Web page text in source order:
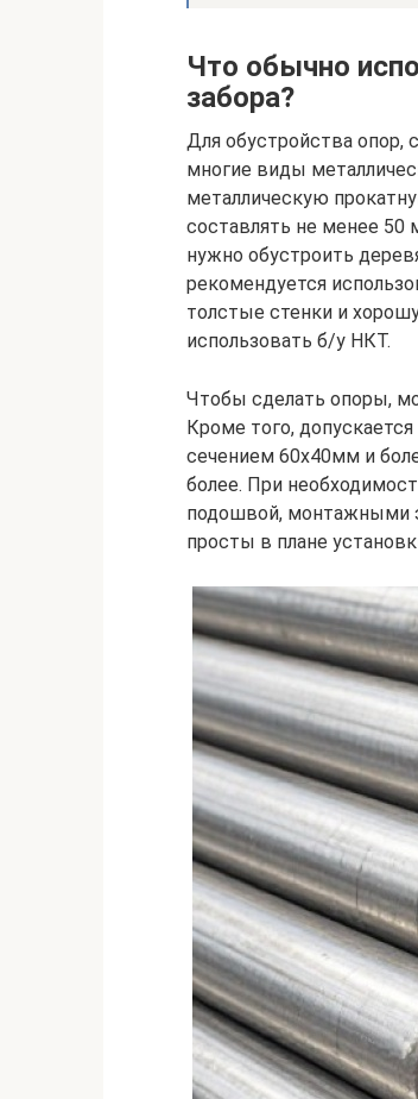
Что обычно
забора?
Для обустройства опор,
многие виды
металлическую
составлять не менее 50
нужно обустроить
рекомендуется
толстые стенки и
использовать б/у НКТ.
Чтобы сделать опоры,
Кроме того,
сечением 60х40мм и
более. При
подошвой, монтажными
просты в плане